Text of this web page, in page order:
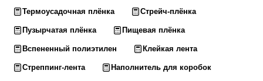
Термоусадочная плёнка Стрейч-плёнка
Пузырчатая плёнка Пищевая плёнка
Вспененный полиэтилен Клейкая лента
Стреппинг-лента Наполнитель для коробок